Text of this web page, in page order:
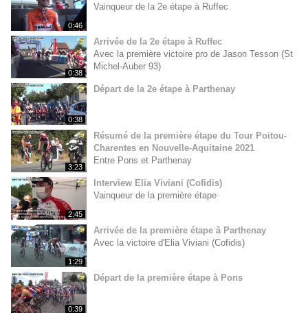
0:46
Vainqueur de la 2e étape à Ruffec
0:38
Arrivée de la 2e étape à Ruffec
Avec la première victoire pro de Jason Tesson (St
Michel-Auber 93)
0:38
Départ de la 2e étape à Parthenay
3:23
Résumé de la première étape du Tour Poitou-
Charentes en Nouvelle-Aquitaine 2021
Entre Pons et Parthenay
2:45
Interview Elia Viviani (Cofidis)
Vainqueur de la première étape
1:29
Arrivée de la première étape à Parthenay
Avec la victoire d'Elia Viviani (Cofidis)
0:39
Départ de la première étape à Pons